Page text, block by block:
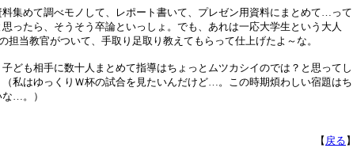
集めて調べモノして、レポート書いて、プレゼン用資料にまとめて…って
ったら、そうそう卒論といっしょ。でも、あれは一応大学生という大人
担当教官がついて、手取り足取り教えてもらって仕上げたよ～な。
ども相手に数十人まとめて指導はちょっとムツカシイのでは？と思ってし
（私はゆっくりＷ杯の試合を見たいんだけど…。この時期煩わしい宿題はち
…。）
【 戻る 】